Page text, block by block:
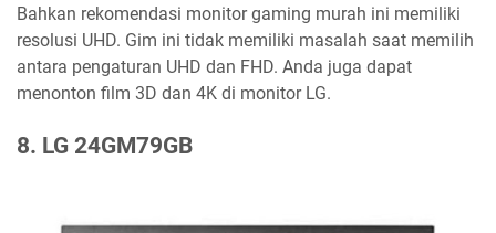
Bahkan rekomendasi monitor gaming murah ini memiliki
resolusi UHD. Gim ini tidak memiliki masalah saat memilih
antara pengaturan UHD dan FHD. Anda juga dapat
menonton film 3D dan 4K di monitor LG.
8. LG 24GM79GB